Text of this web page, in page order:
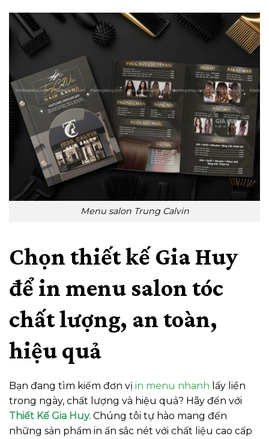
Menu salon Trung Calvin
Chọn thiết kế Gia Huy
để in menu salon tóc
chất lượng, an toàn,
hiệu quả
Bạn đang tìm kiếm đơn vị in menu nhanh lấy liền
trong ngày, chất lượng và hiệu quả? Hãy đến với
Thiết Kế Gia Huy. Chúng tôi tự hào mang đến
những sản phẩm in ấn sắc nét với chất liệu cao cấp